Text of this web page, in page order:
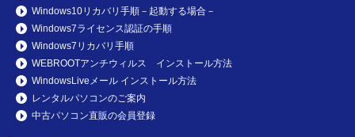
Windows10リカバリ手順－起動する場合－
Windows7ライセンス認証の手順
Windows7リカバリ手順
WEBROOTアンチウィルス インストール方法
WindowsLiveメール インストール方法
レンタルパソコンのご案内
中古パソコン直販の会員登録